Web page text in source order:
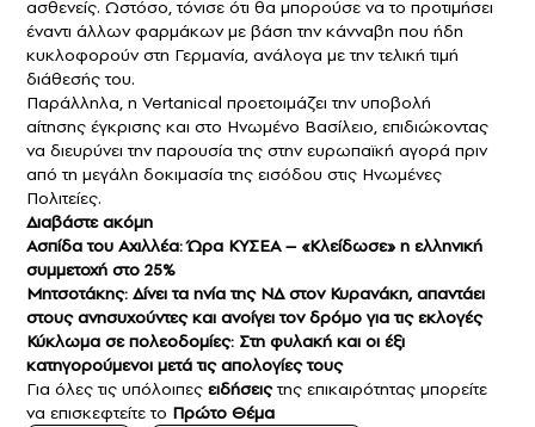
ασθενείς. Ωστόσο, τόνισε ότι θα μπορούσε να το προτιμήσει
έναντι άλλων φαρμάκων με βάση την κάνναβη που ήδη
κυκλοφορούν στη Γερμανία, ανάλογα με την τελική τιμή
διάθεσής του.
Παράλληλα, η Vertanical προετοιμάζει την υποβολή
αίτησης έγκρισης και στο Ηνωμένο Βασίλειο, επιδιώκοντας
να διευρύνει την παρουσία της στην ευρωπαϊκή αγορά πριν
από τη μεγάλη δοκιμασία της εισόδου στις Ηνωμένες
Πολιτείες.
Διαβάστε ακόμη
Ασπίδα του Αχιλλέα: Ώρα ΚΥΣΕΑ – «Κλείδωσε» η ελληνική
συμμετοχή στο 25%
Μητσοτάκης: Δίνει τα ηνία της ΝΔ στον Κυρανάκη, απαντάει
στους ανησυχούντες και ανοίγει τον δρόμο για τις εκλογές
Κύκλωμα σε πολεοδομίες: Στη φυλακή και οι έξι
κατηγορούμενοι μετά τις απολογίες τους
Για όλες τις υπόλοιπες ειδήσειςτης επικαιρότητας μπορείτε
να επισκεφτείτε το Πρώτο Θέμα